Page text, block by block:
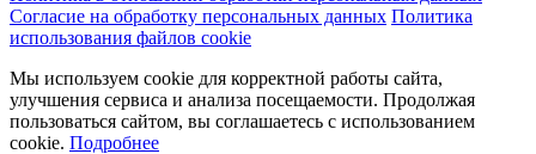
Согласие на обработку персональных данных Политика
использования файлов cookie
Мы используем cookie для корректной работы сайта,
улучшения сервиса и анализа посещаемости. Продолжая
пользоваться сайтом, вы соглашаетесь с использованием
cookie. Подробнее